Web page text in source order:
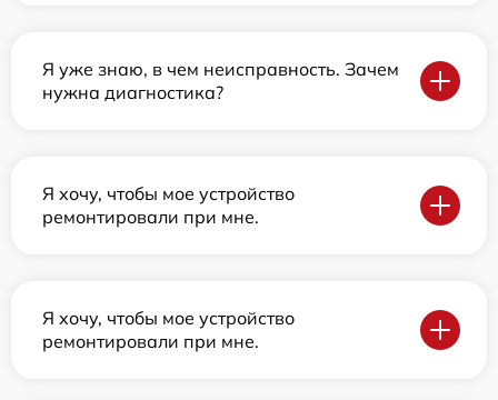
Я уже знаю, в чем неисправность. Зачем
нужна диагностика?
Я хочу, чтобы мое устройство
ремонтировали при мне.
Я хочу, чтобы мое устройство
ремонтировали при мне.